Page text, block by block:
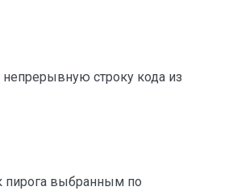
строку кода из
пирога выбранным по